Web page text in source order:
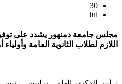
30
Jul
مجلس جامعة دمنهور يشدد على
اللازم لطلاب الثانوية العامة